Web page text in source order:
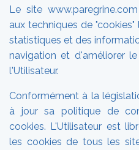
Le site
aux techniques de
statistiques et des
navigation et d'améliorer
l'Utilisateur.
Conformément à la
à jour sa politique de
cookies. L'Utilisateur est
les cookies de tous les